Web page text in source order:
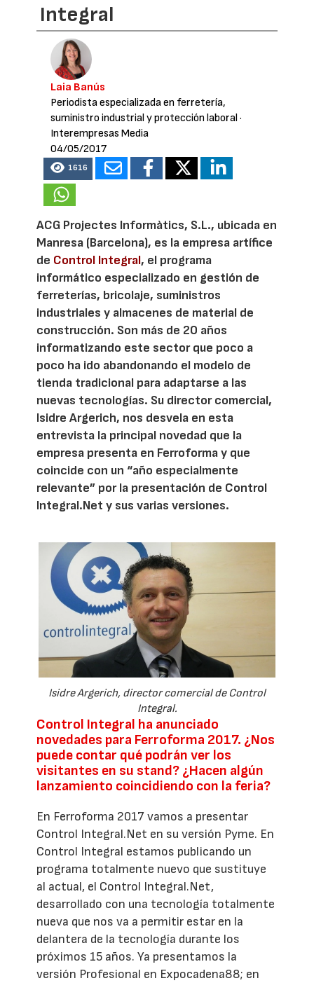
Integral
Laia Banús
Periodista especializada en ferretería,
suministro industrial y protección laboral·
Interempresas Media
04/05/2017
1616
ACG Projectes Informàtics, S.L., ubicada en
Manresa (Barcelona), es la empresa artífice
de Control Integral, el programa
informático especializado en gestión de
ferreterías, bricolaje, suministros
industriales y almacenes de material de
construcción. Son más de 20 años
informatizando este sector que poco a
poco ha ido abandonando el modelo de
tienda tradicional para adaptarse a las
nuevas tecnologías. Su director comercial,
Isidre Argerich, nos desvela en esta
entrevista la principal novedad que la
empresa presenta en Ferroforma y que
coincide con un “año especialmente
relevante” por la presentación de Control
Integral.Net y sus varias versiones.
Isidre Argerich, director comercial de Control
Integral.
Control Integral ha anunciado
novedades para Ferroforma 2017. ¿Nos
puede contar qué podrán ver los
visitantes en su stand? ¿Hacen algún
lanzamiento coincidiendo con la feria?
En Ferroforma 2017 vamos a presentar
Control Integral.Net en su versión Pyme. En
Control Integral estamos publicando un
programa totalmente nuevo que sustituye
al actual, el Control Integral.Net,
desarrollado con una tecnología totalmente
nueva que nos va a permitir estar en la
delantera de la tecnología durante los
próximos 15 años. Ya presentamos la
versión Profesional en Expocadena88; en